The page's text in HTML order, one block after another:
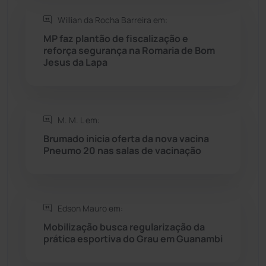
Sebastião Laranjeiras
Tanhaçu
Tecnologia
Urandi (158)
Willian da Rocha Barreira em:
MP faz plantão de fiscalização e
reforça segurança na Romaria de Bom
Jesus da Lapa
M. M. L em:
Brumado inicia oferta da nova vacina
Pneumo 20 nas salas de vacinação
Edson Mauro em:
Mobilização busca regularização da
prática esportiva do Grau em Guanambi